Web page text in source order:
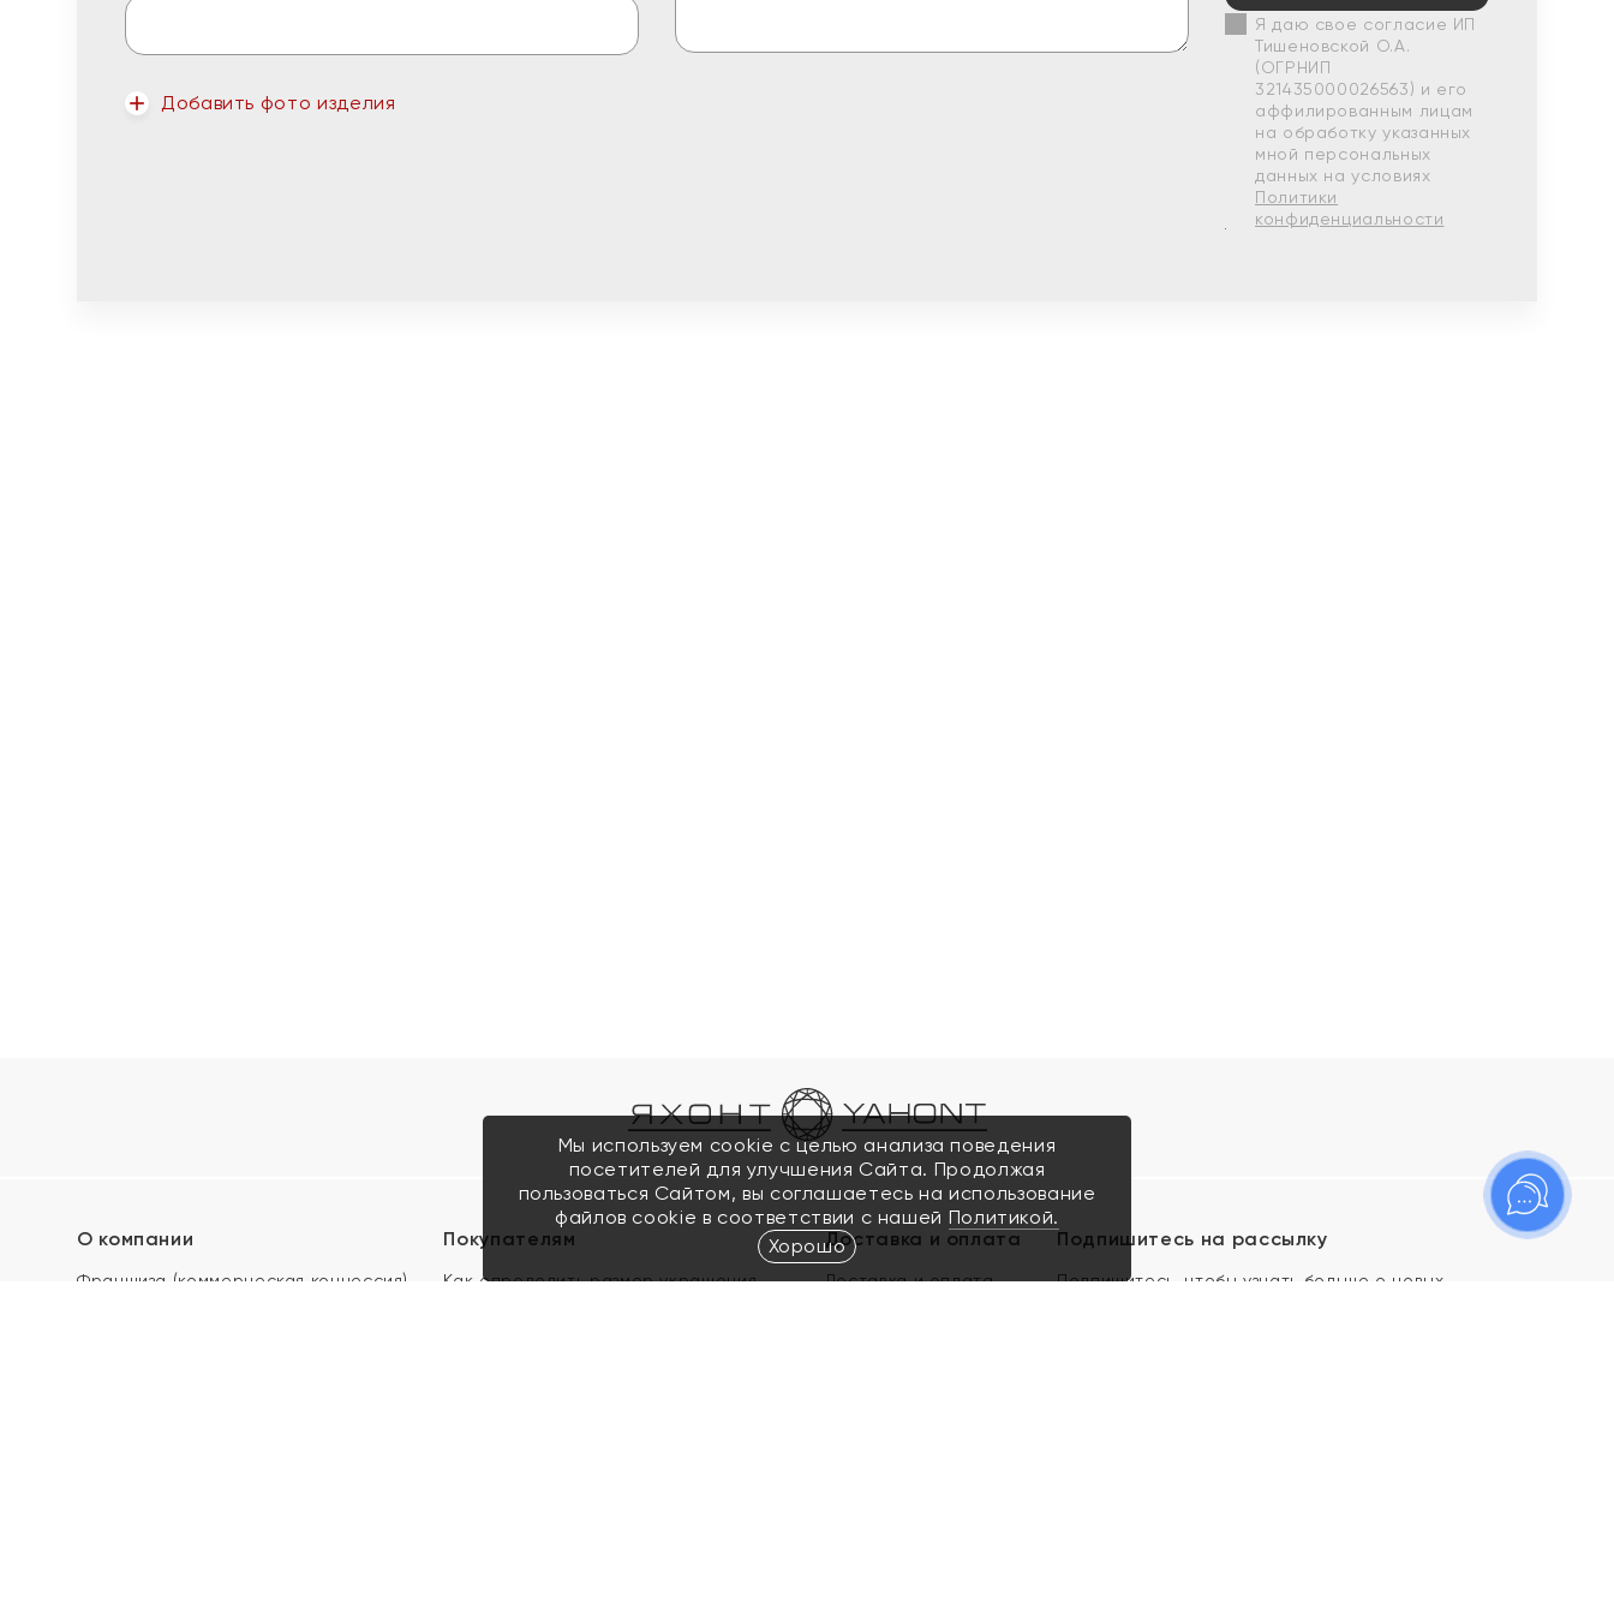
Добавить фото изделия
Я даю свое согласие ИП
Тишеновской О.А.
(ОГРНИП
321435000026563) и его
аффилированным лицам
на обработку указанных
мной персональных
данных на условиях
Политики
конфиденциальности
О компании
Франшиза (коммерческая концессия)
Покупателям
Как определить размер украшения
Доставка и оплата
Доставка и оплата
Подпишитесь на рассылку
Подпишитесь, чтобы узнать больше о новых
Мы используем cookie с целью анализа поведения
посетителей для улучшения Сайта. Продолжая
пользоваться Сайтом, вы соглашаетесь на использование
файлов cookie в соответствии с нашей Политикой.
Хорошо